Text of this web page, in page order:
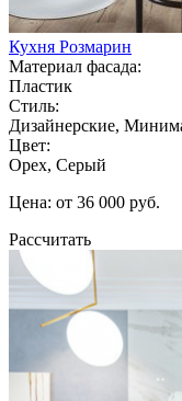
Кухня Розмарин
Материал фасада:
Пластик
Стиль:
Дизайнерские,
Цвет:
Орех, Серый
Цена: от 36 000 руб.
Рассчитать